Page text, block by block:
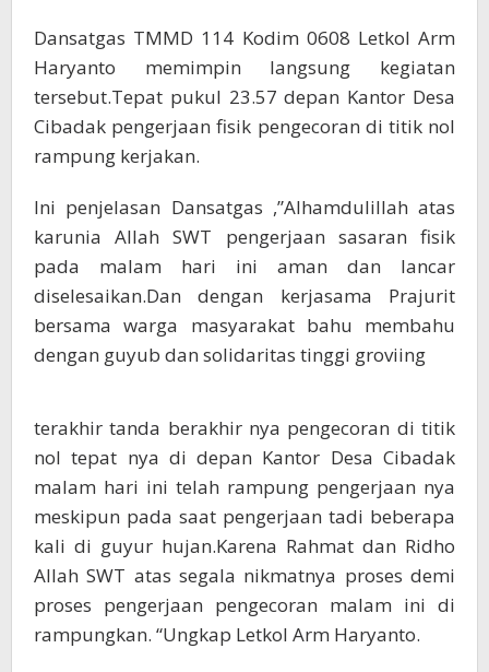
Dansatgas TMMD 114 Kodim 0608 Letkol Arm
Haryanto memimpin langsung kegiatan
tersebut.Tepat pukul 23.57 depan Kantor Desa
Cibadak pengerjaan fisik pengecoran di titik nol
rampung kerjakan.
Ini penjelasan Dansatgas ,”Alhamdulillah atas
karunia Allah SWT pengerjaan sasaran fisik
pada malam hari ini aman dan lancar
diselesaikan.Dan dengan kerjasama Prajurit
bersama warga masyarakat bahu membahu
dengan guyub dan solidaritas tinggi groviing
terakhir tanda berakhir nya pengecoran di titik
nol tepat nya di depan Kantor Desa Cibadak
malam hari ini telah rampung pengerjaan nya
meskipun pada saat pengerjaan tadi beberapa
kali di guyur hujan.Karena Rahmat dan Ridho
Allah SWT atas segala nikmatnya proses demi
proses pengerjaan pengecoran malam ini di
rampungkan. “Ungkap Letkol Arm Haryanto.